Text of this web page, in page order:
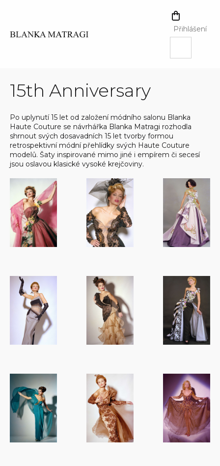
NÁKUPNÍ
KOŠÍK
Přihlášení
15th Anniversary
Po uplynutí 15 let od založení módního salonu Blanka
Haute Couture se návrhářka Blanka Matragi rozhodla
shrnout svých dosavadních 15 let tvorby formou
retrospektivní módní přehlídky svých Haute Couture
modelů. Šaty inspirované mimo jiné i empírem či secesí
jsou oslavou klasické vysoké krejčoviny.